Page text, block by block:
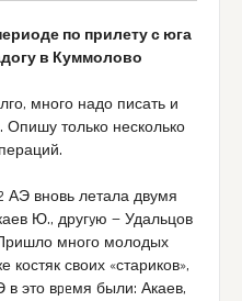
по прилету с юга
в Куммолово
много надо писать и
Опишу только несколько
вновь летала двумя
Ю., другyю — Удальцов
много молодых
своих «стариков»,
это вpeмя были: Акаев,